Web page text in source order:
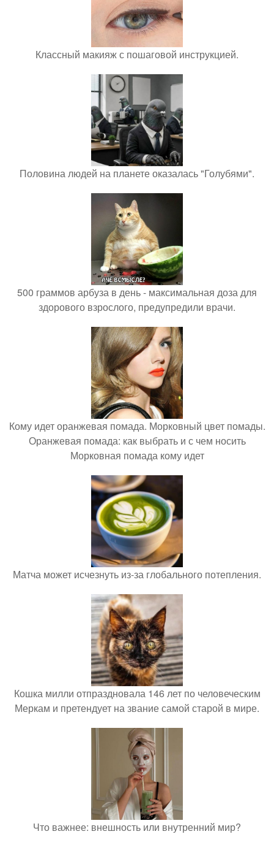
Классный макияж с пошаговой инструкцией.
Половина людей на планете оказалась "Голубями".
500 граммов арбуза в день - максимальная доза для
здорового взрослого, предупредили врачи.
Кому идет оранжевая помада. Морковный цвет помады.
Оранжевая помада: как выбрать и с чем носить
Морковная помада кому идет
Матча может исчезнуть из-за глобального потепления.
Кошка милли отпраздновала 146 лет по человеческим
Меркам и претендует на звание самой старой в мире.
Что важнее: внешность или внутренний мир?